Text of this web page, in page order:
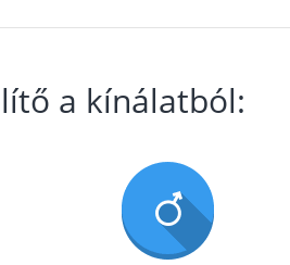
a kínálatból: